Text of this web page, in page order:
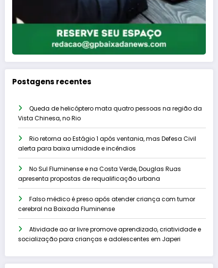
Postagens recentes
Queda de helicóptero mata quatro pessoas na região da
Vista Chinesa, no Rio
Rio retorna ao Estágio 1 após ventania, mas Defesa Civil
alerta para baixa umidade e incêndios
No Sul Fluminense e na Costa Verde, Douglas Ruas
apresenta propostas de requalificação urbana
Falso médico é preso após atender criança com tumor
cerebral na Baixada Fluminense
Atividade ao ar livre promove aprendizado, criatividade e
socialização para crianças e adolescentes em Japeri